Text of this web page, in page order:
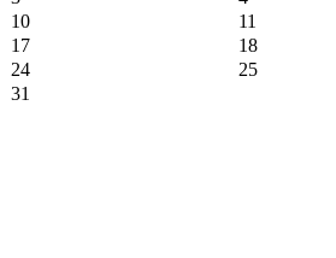
10
11
17
18
24
25
31